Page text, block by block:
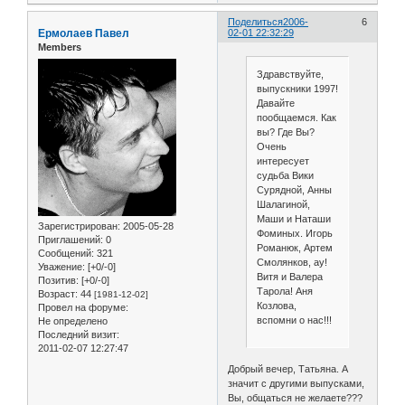
Поделиться 6
2006-
02-01 22:32:29
Ермолаев Павел
Members
Зарегистрирован: 2005-05-28
Приглашений: 0
Сообщений: 321
Уважение: [+0/-0]
Позитив: [+0/-0]
Возраст: 44 [1981-12-02]
Провел на форуме:
Не определено
Последний визит:
2011-02-07 12:27:47
Здравствуйте,
выпускники 1997!
Давайте
пообщаемся. Как
вы? Где Вы?
Очень
интересует
судьба Вики
Сурядной, Анны
Шалагиной,
Маши и Наташи
Фоминых. Игорь
Романюк, Артем
Смолянков, ау!
Витя и Валера
Тарола! Аня
Козлова,
вспомни о нас!!!
Добрый вечер, Татьяна. А
значит с другими выпусками,
Вы, общаться не желаете???